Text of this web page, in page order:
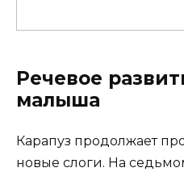
Речевое
малыша
Карапуз продолжает
новые слоги. На